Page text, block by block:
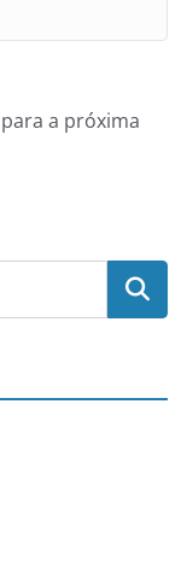
a próxima